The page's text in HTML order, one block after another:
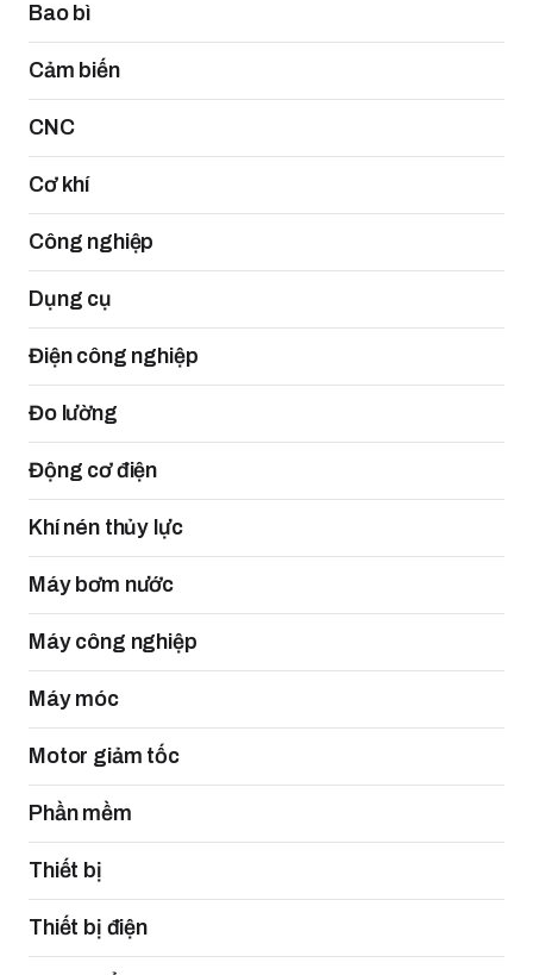
Bao bì
Cảm biến
CNC
Cơ khí
Công nghiệp
Dụng cụ
Điện công nghiệp
Đo lường
Động cơ điện
Khí nén thủy lực
Máy bơm nước
Máy công nghiệp
Máy móc
Motor giảm tốc
Phần mềm
Thiết bị
Thiết bị điện